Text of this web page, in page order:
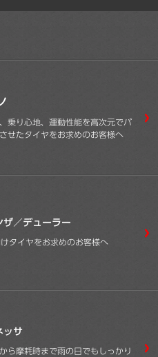
乗り心地、運動性能を高次元でバ
せたタイヤをお求めのお客様へ
ザ／デューラー
タイヤをお求めのお客様へ
ッサ
ら摩耗時まで雨の日でもしっかり